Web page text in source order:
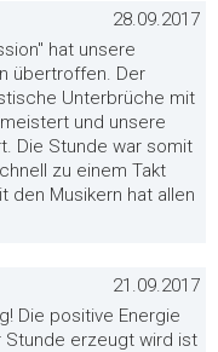
28.09.2017
hat unsere
übertroffen. Der
Unterbrüche mit
und unsere
Die Stunde war somit
zu einem Takt
den Musikern hat allen
21.09.2017
Die positive Energie
Stunde erzeugt wird ist